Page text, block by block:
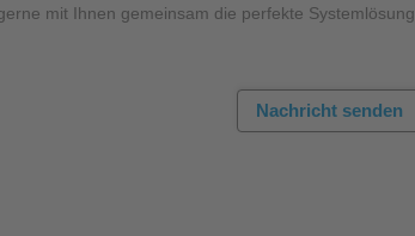
mit Ihnen gemeinsam die perfekte Systemlösung
Nachricht senden